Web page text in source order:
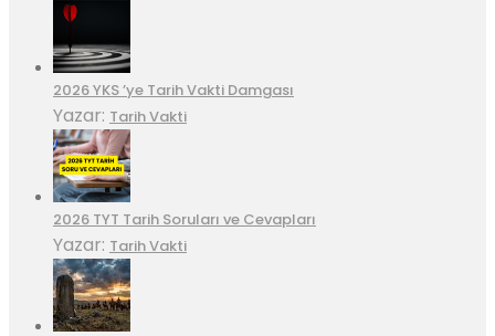
2026 YKS ’ye Tarih Vakti Damgası
Yazar: Tarih Vakti
2026 TYT Tarih Soruları ve Cevapları
Yazar: Tarih Vakti